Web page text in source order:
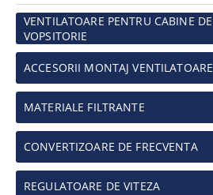
VENTILATOARE PENTRU CABINE DE
VOPSITORIE
ACCESORII MONTAJ VENTILATOARE
MATERIALE FILTRANTE
CONVERTIZOARE DE FRECVENTA
REGULATOARE DE VITEZA